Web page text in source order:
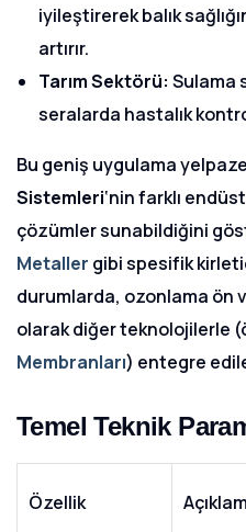
iyileştirerek balık
artırır.
Tarım Sektörü: Sulama
seralarda hastalık
Bu geniş uygulama
Sistemleri‘nin farklı
çözümler sunabildiğini
Metaller gibi spesifik
durumlarda, ozonlama ön
olarak diğer teknolojilerle
Membranları) entegre
Temel Teknik
Özellik